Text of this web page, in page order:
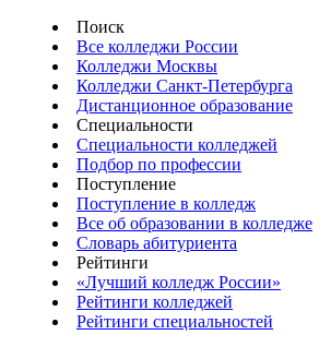
Поиск
Все колледжи России
Колледжи Москвы
Колледжи Санкт-Петербурга
Дистанционное образование
Специальности
Специальности колледжей
Подбор по профессии
Поступление
Поступление в колледж
Все об образовании в колледже
Словарь абитуриента
Рейтинги
«Лучший колледж России»
Рейтинги колледжей
Рейтинги специальностей